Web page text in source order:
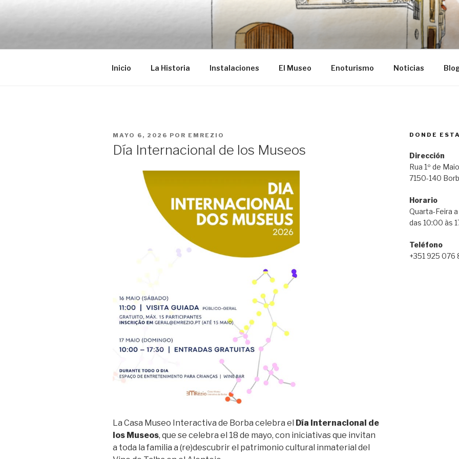
EMRÉZIO
Casa Museu Interativa de Borba
Inicio La Historia Instalaciones El Museo Enoturismo Noticias
PUBLICADO
MAYO 6, 2026 POR EMREZIO
Día Internacional de los Museos
La Casa Museo Interactiva de Borba celebra el Día Internacional de
los Museos, que se celebra el 18 de mayo, con iniciativas que invitan
a toda la familia a (re)descubrir el patrimonio cultural inmaterial del
DONDE
Dirección
Rua 1º de
7150-140
Horario
Quarta-Feira
das 10:00 às
Teléfono
+351 925 076